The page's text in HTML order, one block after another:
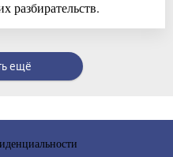
разбирательств.
ещё